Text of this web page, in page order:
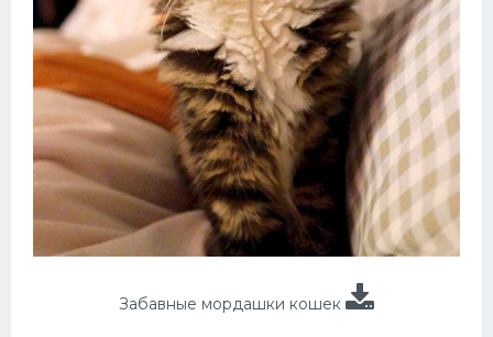
Забавные мордашки кошек